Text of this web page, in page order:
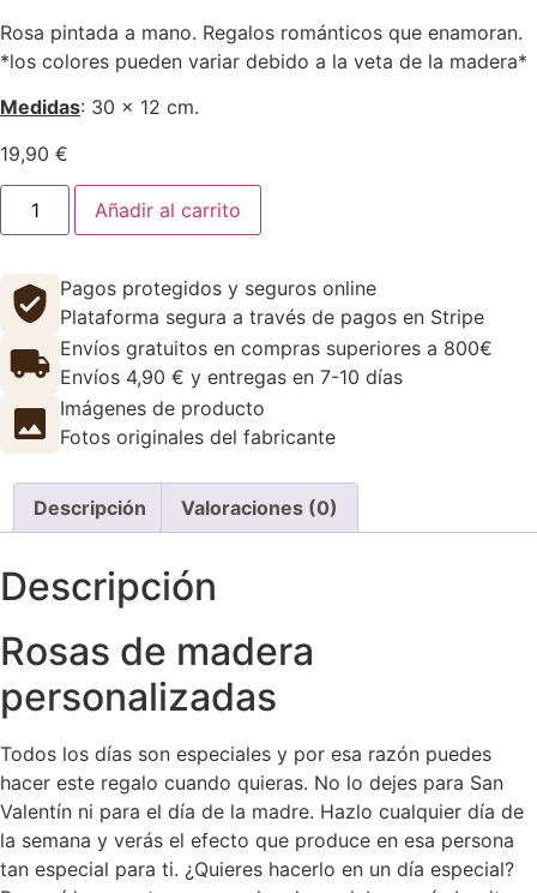
Rosa pintada a mano. Regalos románticos que enamoran.
*los colores pueden variar debido a la veta de la madera*
Medidas: 30 x 12 cm.
19,90 €
Añadir al carrito
Pagos protegidos y seguros online
Plataforma segura a través de pagos en Stripe
Envíos gratuitos en compras superiores a 800€
Envíos 4,90 € y entregas en 7-10 días
Imágenes de producto
Fotos originales del fabricante
Descripción Valoraciones (0)
Descripción
Rosas de madera
personalizadas
Todos los días son especiales y por esa razón puedes
hacer este regalo cuando quieras. No lo dejes para San
Valentín ni para el día de la madre. Hazlo cualquier día de
la semana y verás el efecto que produce en esa persona
tan especial para ti. ¿Quieres hacerlo en un día especial?